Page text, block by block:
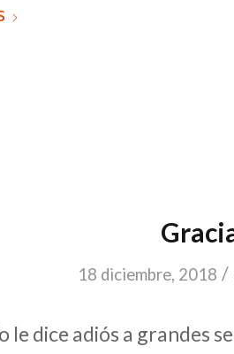
18 diciembre, 2018 /
le dice adiós a grandes